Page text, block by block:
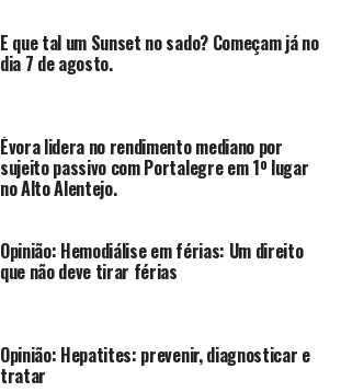
E que tal um Sunset no sado? Começam já no
dia 7 de agosto.
Évora lidera no rendimento mediano por
sujeito passivo com Portalegre em 1º lugar
no Alto Alentejo.
Opinião: Hemodiálise em férias: Um direito
que não deve tirar férias
Opinião: Hepatites: prevenir, diagnosticar e
tratar